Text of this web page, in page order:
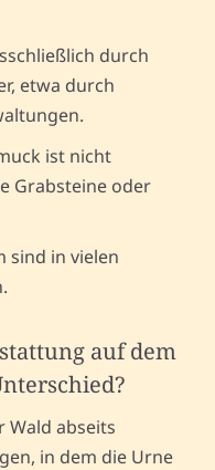
durch
etwa durch
ist nicht
Grabsteine oder
sind in vielen
auf dem
Wald abseits
in dem die Urne